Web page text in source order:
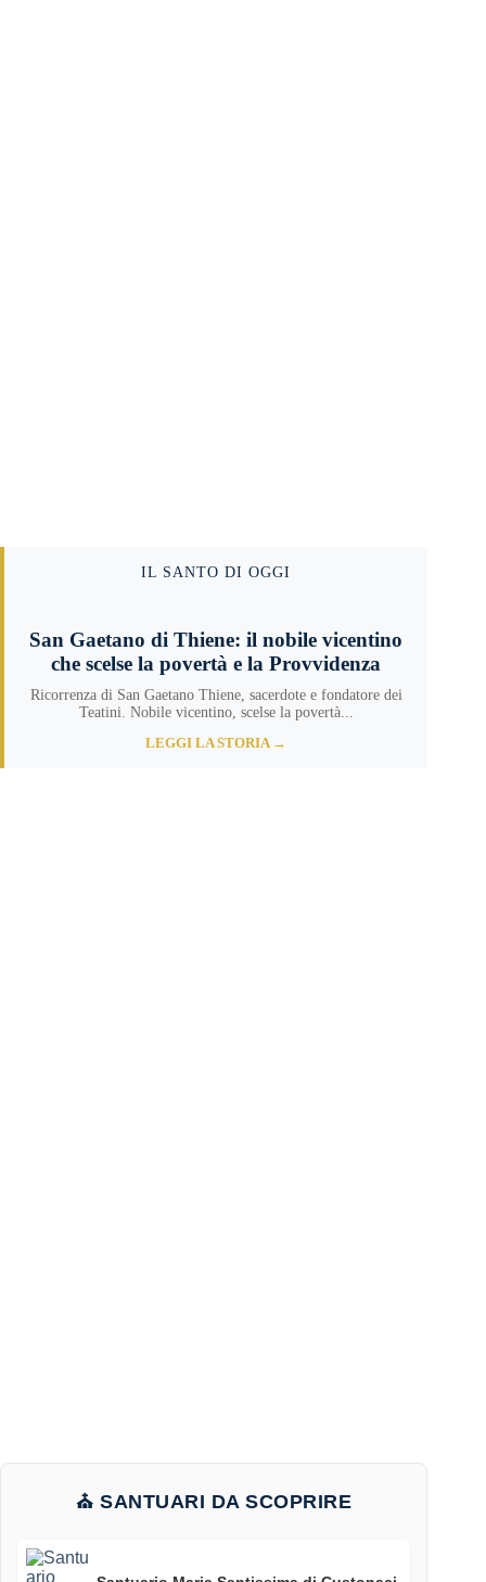
IL SANTO DI OGGI
San Gaetano di Thiene: il nobile vicentino
che scelse la povertà e la Provvidenza
Ricorrenza di San Gaetano Thiene, sacerdote e fondatore dei
Teatini. Nobile vicentino, scelse la povertà...
LEGGI LA STORIA →
⛪ SANTUARI DA SCOPRIRE